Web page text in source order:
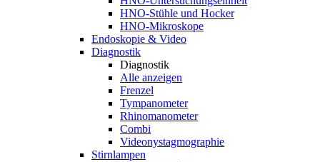
HNO-Stühle und Hocker
HNO-Mikroskope
Endoskopie & Video
Diagnostik
Diagnostik
Alle anzeigen
Frenzel
Tympanometer
Rhinomanometer
Combi
Videonystagmographie
Stirnlampen